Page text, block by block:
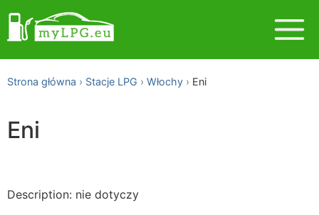
Strona główna Stacje LPG Włochy Eni
Eni
Description: nie dotyczy